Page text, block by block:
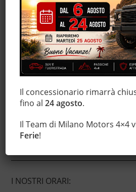
1.500 mq completamente
WWW.MILANOMOTORS4X4.COM
100 SUV E FUORISTRADA USATI
ACQUISTIAMO IL VOSTRO 4X4
DA OLTRE 20 ANNI I NUMERI
I NOSTRI ORARI:
Il concessionario rimarrà
fino al24 agosto.
Il Team di Milano Motors 4×4
Ferie!